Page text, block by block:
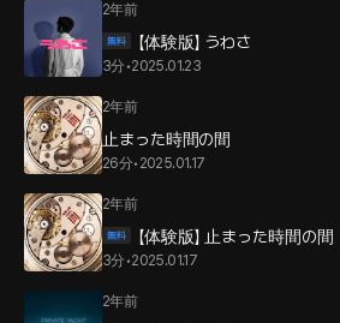
2年前
【体験版】 うわさ
3分•2025.01.23
2年前
止まった時間の間
26分• 2025.01.17
2年前
【体験版】 止まった時間の間
3分•2025.01.17
2年前